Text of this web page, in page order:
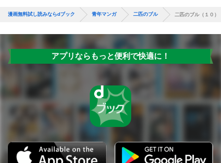
漫画無料試し読みならdブック 青年マンガ 二匹のブル 二匹のブル（１０）
アプリならもっと便利で快適に！